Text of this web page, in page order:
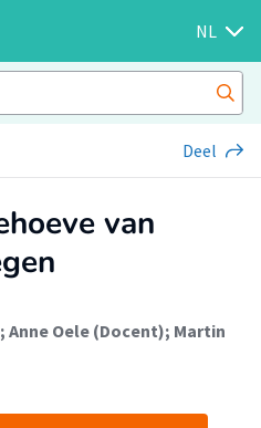
NL
Deel
van
; Anne Oele (Docent); Martin